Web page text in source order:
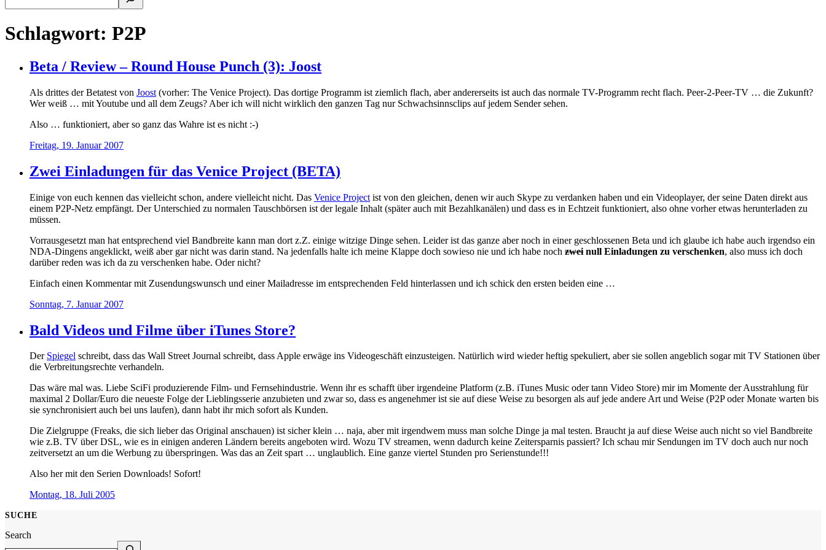
Schlagwort: P2P
Beta / Review – Round House Punch (3): Joost
Als drittes der Betatest von Joost (vorher: The Venice Project). Das dortige Programm ist ziemlich flach, aber andererseits ist auch das normale TV-Programm recht flach. Peer-2-Peer-TV … die Zukunft?
Wer weiß … mit Youtube und all dem Zeugs? Aber ich will nicht wirklich den ganzen Tag nur Schwachsinnsclips auf jedem Sender sehen.
Also … funktioniert, aber so ganz das Wahre ist es nicht :-)
Freitag, 19. Januar 2007
Zwei Einladungen für das Venice Project (BETA)
Einige von euch kennen das vielleicht schon, andere vielleicht nicht. Das Venice Project ist von den gleichen, denen wir auch Skype zu verdanken haben und ein Videoplayer, der seine Daten direkt aus
einem P2P-Netz empfängt. Der Unterschied zu normalen Tauschbörsen ist der legale Inhalt (später auch mit Bezahlkanälen) und dass es in Echtzeit funktioniert, also ohne vorher etwas herunterladen zu
müssen.
Vorrausgesetzt man hat entsprechend viel Bandbreite kann man dort z.Z. einige witzige Dinge sehen. Leider ist das ganze aber noch in einer geschlossenen Beta und ich glaube ich habe auch irgendso ein
NDA-Dingens angeklickt, weiß aber gar nicht was darin stand. Na jedenfalls halte ich meine Klappe doch sowieso nie und ich habe noch zwei null Einladungen zu verschenken, also muss ich doch
darüber reden was ich da zu verschenken habe. Oder nicht?
Einfach einen Kommentar mit Zusendungswunsch und einer Mailadresse im entsprechenden Feld hinterlassen und ich schick den ersten beiden eine …
Sonntag, 7. Januar 2007
Bald Videos und Filme über iTunes Store?
Der Spiegel schreibt, dass das Wall Street Journal schreibt, dass Apple erwäge ins Videogeschäft einzusteigen. Natürlich wird wieder heftig spekuliert, aber sie sollen angeblich sogar mit TV Stationen über
die Verbreitungsrechte verhandeln.
Das wäre mal was. Liebe SciFi produzierende Film- und Fernsehindustrie. Wenn ihr es schafft über irgendeine Platform (z.B. iTunes Music oder tann Video Store) mir im Momente der Ausstrahlung für
maximal 2 Dollar/Euro die neueste Folge der Lieblingsserie anzubieten und zwar so, dass es angenehmer ist sie auf diese Weise zu besorgen als auf jede andere Art und Weise (P2P oder Monate warten bis
sie synchronisiert auch bei uns laufen), dann habt ihr mich sofort als Kunden.
Die Zielgruppe (Freaks, die sich lieber das Original anschauen) ist sicher klein … naja, aber mit irgendwem muss man solche Dinge ja mal testen. Braucht ja auf diese Weise auch nicht so viel Bandbreite
wie z.B. TV über DSL, wie es in einigen anderen Ländern bereits angeboten wird. Wozu TV streamen, wenn dadurch keine Zeitersparnis passiert? Ich schau mir Sendungen im TV doch auch nur noch
zeitversetzt an um die Werbung zu überspringen. Was das an Zeit spart … unglaublich. Eine ganze viertel Stunden pro Serienstunde!!!
Also her mit den Serien Downloads! Sofort!
Montag, 18. Juli 2005
SUCHE
Search